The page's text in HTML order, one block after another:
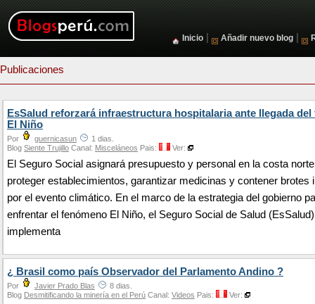
Inicio Añadir nuevo blog
Publicaciones
EsSalud reforzará infraestructura hospitalaria ante llegada del
El Niño
Por guernicasun
1 dias.
Blog Siente Trujillo Canal: Misceláneos Pais: Ver:
El Seguro Social asignará presupuesto y personal en la costa
proteger establecimientos, garantizar medicinas y contener brotes
por el evento climático. En el marco de la estrategia del gobierno
enfrentar el fenómeno El Niño, el Seguro Social de Salud (EsSalud)
implementa
¿ Brasil como país Observador del Parlamento Andino ?
Por Javier Prado Blas
8 dias.
Blog Desmitificando la minería en el Perú Canal: Videos Pais: Ver: